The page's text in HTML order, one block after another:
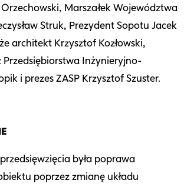
Marszałek Województwa
Struk, Prezydent Sopotu Jacek
architekt Krzysztof Kozłowski,
Przedsiębiorstwa Inżynieryjno-
i prezes ZASP Krzysztof Szuster.
była poprawa
poprzez zmianę układu